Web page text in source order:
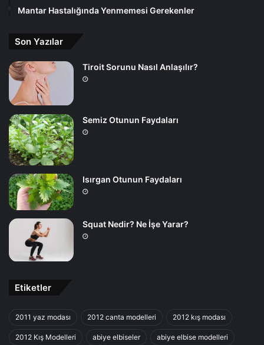
Mantar Hastalığında Yenmemesi Gerekenler
Son Yazılar
Tiroit Sorunu Nasıl Anlaşılır?
Semiz Otunun Faydaları
Isırgan Otunun Faydaları
Squat Nedir? Ne İşe Yarar?
Etiketler
2011 yaz modası 2012 canta modelleri 2012 kış modası
2012 Kış Modelleri abiye elbiseler abiye elbise modelleri